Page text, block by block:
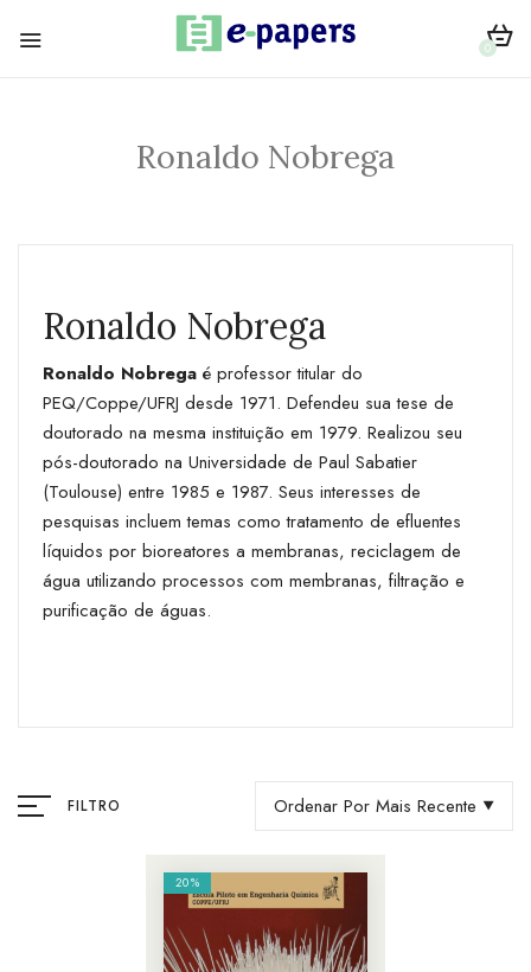
0
Ronaldo Nobrega
Ronaldo Nobrega
Ronaldo Nobrega é professor titular do
PEQ/Coppe/UFRJ desde 1971. Defendeu sua tese de
doutorado na mesma instituição em 1979. Realizou seu
pós-doutorado na Universidade de Paul Sabatier
(Toulouse) entre 1985 e 1987. Seus interesses de
pesquisas incluem temas como tratamento de efluentes
líquidos por bioreatores a membranas, reciclagem de
água utilizando processos com membranas, filtração e
purificação de águas.
FILTRO Ordenar Por Mais Recente
20%